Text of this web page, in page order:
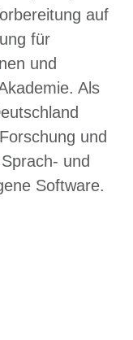
auf
für
und
Als
und
und
Software.